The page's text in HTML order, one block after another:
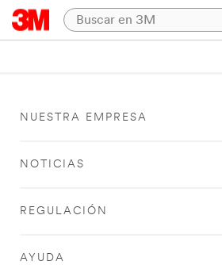
NUESTRA EMPRESA
NOTICIAS
REGULACIÓN
AYUDA